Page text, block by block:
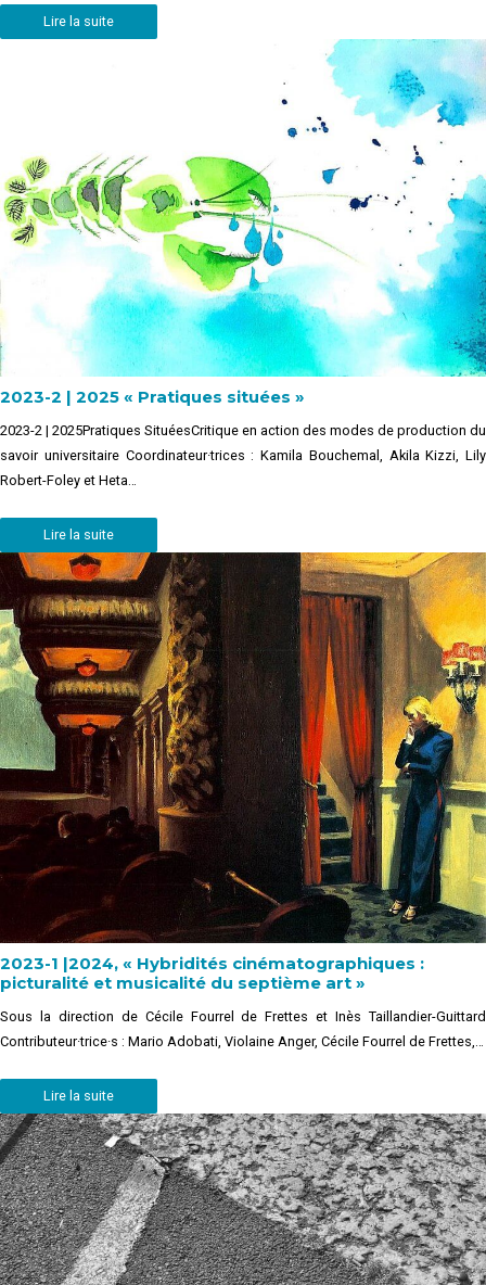
Lire la suite
2023-2 | 2025 « Pratiques situées »
2023-2 | 2025Pratiques SituéesCritique en action des modes de production du
savoir universitaire Coordinateur·trices : Kamila Bouchemal, Akila Kizzi, Lily
Robert-Foley et Heta…
Lire la suite
2023-1 |2024, « Hybridités cinématographiques :
picturalité et musicalité du septième art »
Sous la direction de Cécile Fourrel de Frettes et Inès Taillandier-Guittard
Contributeur·trice·s : Mario Adobati, Violaine Anger, Cécile Fourrel de Frettes,…
Lire la suite